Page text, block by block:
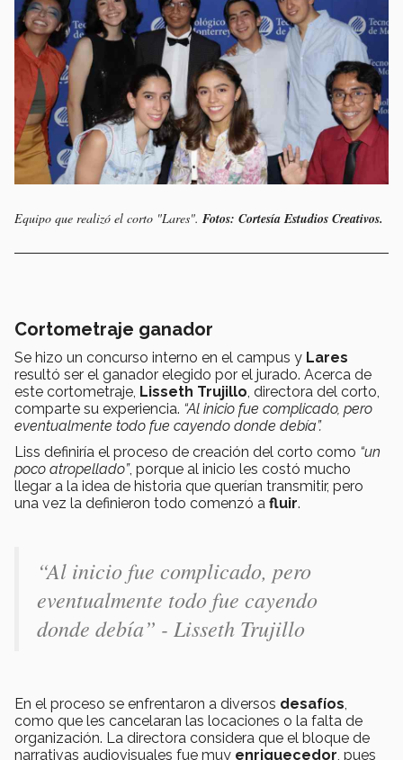
Equipo que realizó el corto "Lares". Fotos: Cortesía Estudios Creativos.
Cortometraje ganador
Se hizo un concurso interno en el campus y Lares
resultó ser el ganador elegido por el jurado. Acerca de
este cortometraje, Lisseth Trujillo, directora del corto,
comparte su experiencia. “Al inicio fue complicado, pero
eventualmente todo fue cayendo donde debía”.
Liss definiría el proceso de creación del corto como “un
poco atropellado”, porque al inicio les costó mucho
llegar a la idea de historia que querían transmitir, pero
una vez la definieron todo comenzó a fluir.
“Al inicio fue complicado, pero
eventualmente todo fue cayendo
donde debía” - Lisseth Trujillo
En el proceso se enfrentaron a diversos desafíos,
como que les cancelaran las locaciones o la falta de
organización. La directora considera que el bloque de
narrativas audiovisuales fue muy enriquecedor, pues